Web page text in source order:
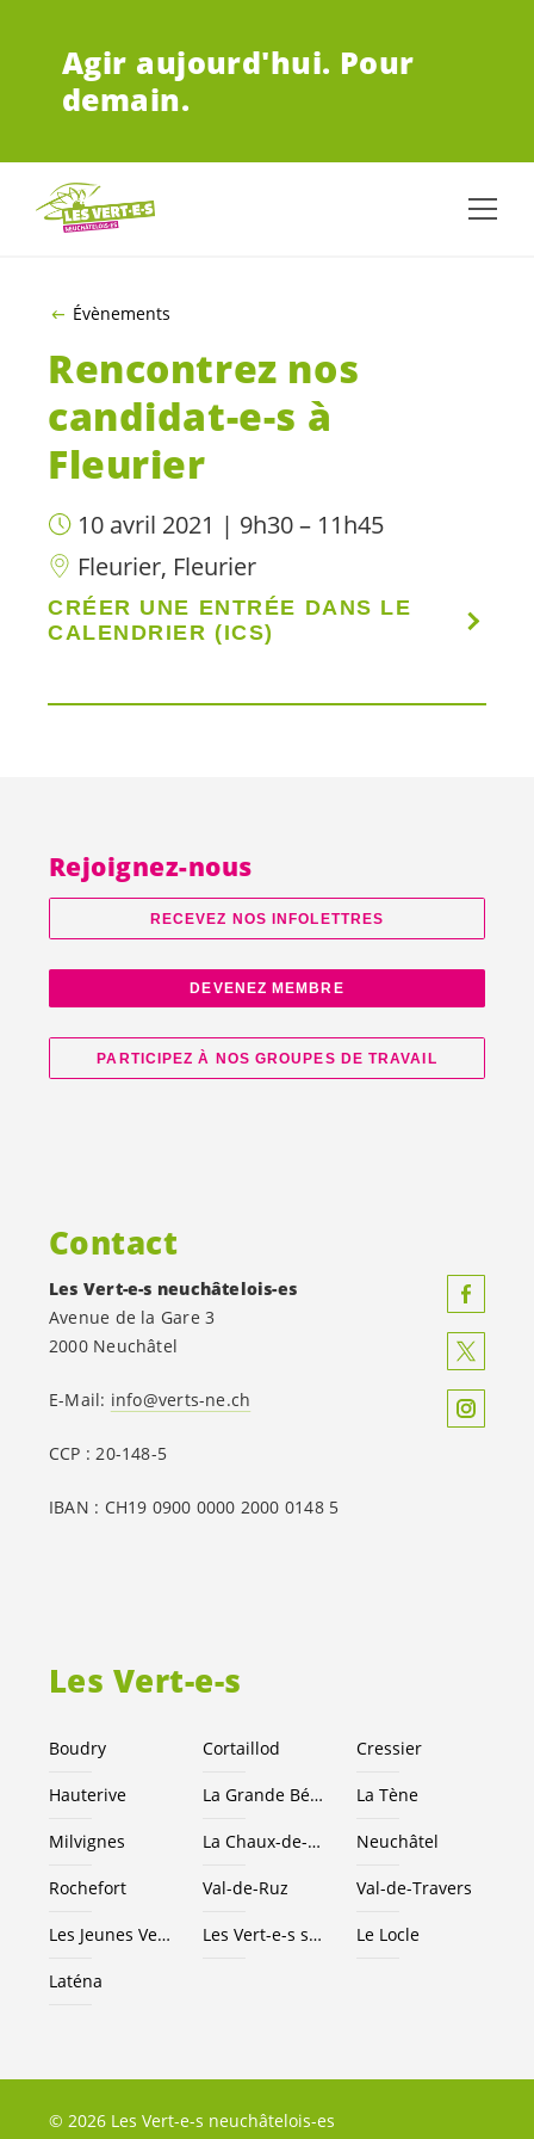
Agir aujourd'hui. Pour
demain.
Évènements
Rencontrez nos
candidat-e-s à
Fleurier
10 avril 2021 | 9h30 – 11h45
Fleurier, Fleurier
CRÉER UNE ENTRÉE DANS LE
CALENDRIER (ICS)
Les Vert-e-s
Boudry Cortaillod Cressier
Hauterive La Grande Béroche La Tène
Milvignes La Chaux-de-Fonds Neuchâtel
Rochefort Val-de-Ruz Val-de-Travers
Les Jeunes Vert-e-s NE
Les Vert-e-s suisses Le Locle
Laténa
Rejoignez-nous
RECEVEZ NOS INFOLETTRES
DEVENEZ MEMBRE
PARTICIPEZ À NOS GROUPES DE TRAVAIL
Contact
Les Vert-e-s neuchâtelois-es
Avenue de la Gare 3
2000 Neuchâtel
E-Mail: info@verts-ne.ch
CCP : 20-148-5
IBAN : CH19 0900 0000 2000 0148 5
© 2026 Les Vert-e-s neuchâtelois-es